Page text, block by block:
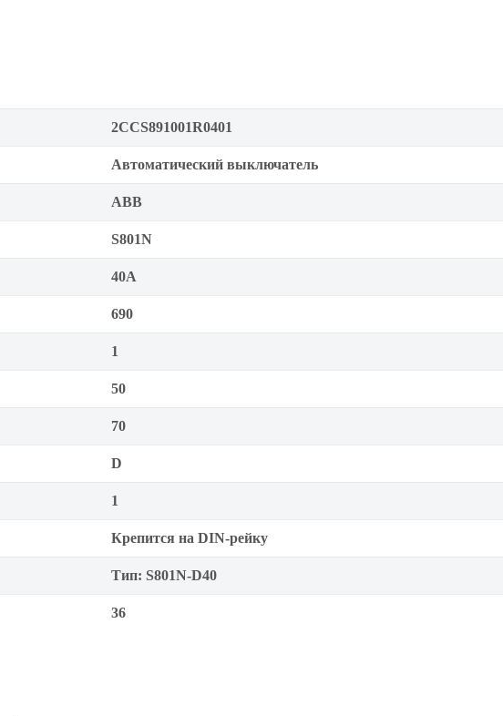
2CCS891001R0401
Автоматический выключатель
ABB
S801N
40А
690
1
50
70
D
1
Крепится на DIN-рейку
Тип: S801N-D40
36